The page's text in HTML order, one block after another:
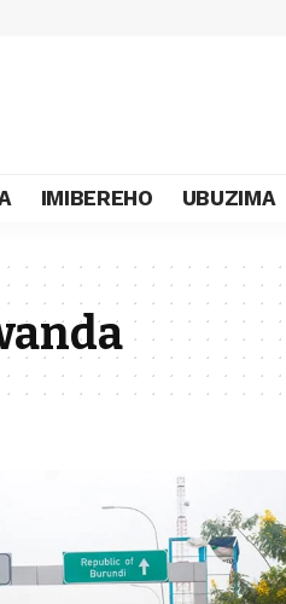
IMIBEREHO UBUZIMA